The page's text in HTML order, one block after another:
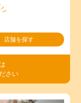
店舗を探す
さい